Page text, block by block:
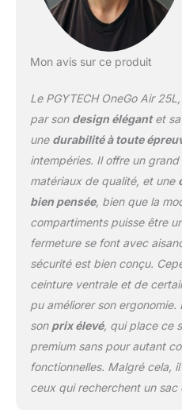
Mon avis sur ce produit
Le PGYTECH OneGo Air
par son design élégantet sa
une durabilité à toute
intempéries. Il offre un
matériaux de qualité, et une
bien pensée, bien que la
compartiments puisse être
fermeture se font avec
sécurité est bien conçu.
ceinture ventrale et de
pu améliorer son
son prix élevé, qui place ce
premium sans pour autant
fonctionnelles. Malgré cela,
ceux qui recherchent un